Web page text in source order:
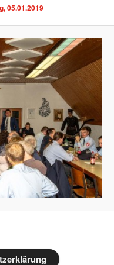
05.01.2019